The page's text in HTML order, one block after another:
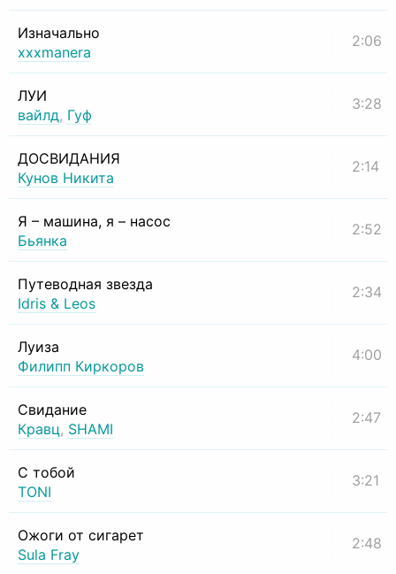
Изначально
xxxmanera
2:06
ЛУИ
вайлд, Гуф
3:28
ДОСВИДАНИЯ
Кунов Никита
2:14
Я – машина, я – насос
Бьянка
2:52
Путеводная звезда
Idris & Leos
2:34
Луиза
Филипп Киркоров
4:00
Свидание
Кравц, SHAMI
2:47
С тобой
TONI
3:21
Ожоги от сигарет
Sula Fray
2:48